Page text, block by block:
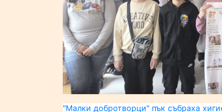
"Малки добротворци" пък събраха